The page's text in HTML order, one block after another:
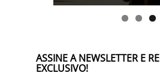
ASSINE A NEWSLETTER E
EXCLUSIVO!